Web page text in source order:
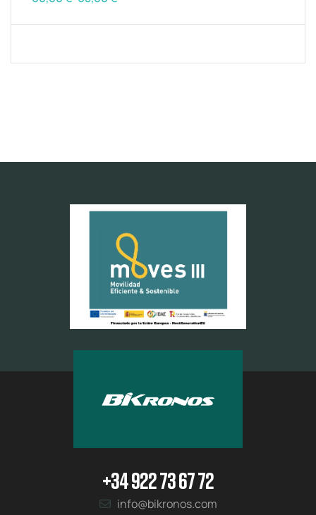
+34 922 73 67 72
info@bikronos.com